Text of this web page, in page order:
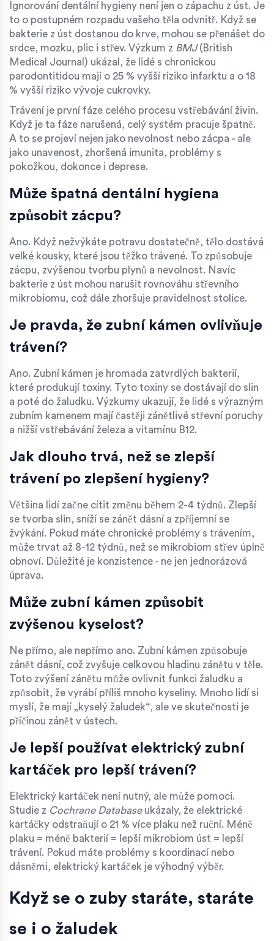
Ignorování dentální hygieny není jen o zápachu z úst. Je
to o postupném rozpadu vašeho těla odvnitř. Když se
bakterie z úst dostanou do krve, mohou se přenášet do
srdce, mozku, plic i střev. Výzkum z BMJ(British
Medical Journal) ukázal, že lidé s chronickou
parodontitidou mají o 25 % vyšší riziko infarktu a o 18
% vyšší riziko vývoje cukrovky.
Trávení je první fáze celého procesu vstřebávání živin.
Když je ta fáze narušená, celý systém pracuje špatně.
A to se projeví nejen jako nevolnost nebo zácpa - ale
jako unavenost, zhoršená imunita, problémy s
pokožkou, dokonce i deprese.
Může špatná dentální hygiena
způsobit zácpu?
Ano. Když nežvýkáte potravu dostatečně, tělo dostává
velké kousky, které jsou těžko trávené. To způsobuje
zácpu, zvýšenou tvorbu plynů a nevolnost. Navíc
bakterie z úst mohou narušit rovnováhu střevního
mikrobiomu, což dále zhoršuje pravidelnost stolice.
Je pravda, že zubní kámen ovlivňuje
trávení?
Ano. Zubní kámen je hromada zatvrdlých bakterií,
které produkují toxiny. Tyto toxiny se dostávají do slin
a poté do žaludku. Výzkumy ukazují, že lidé s výrazným
zubním kamenem mají častěji zánětlivé střevní poruchy
a nižší vstřebávání železa a vitamínu B12.
Jak dlouho trvá, než se zlepší
trávení po zlepšení hygieny?
Většina lidí začne cítit změnu během 2-4 týdnů. Zlepší
se tvorba slin, sníží se zánět dásní a zpříjemní se
žvýkání. Pokud máte chronické problémy s trávením,
může trvat až 8-12 týdnů, než se mikrobiom střev úplně
obnoví. Důležité je konzistence - ne jen jednorázová
úprava.
Může zubní kámen způsobit
zvýšenou kyselost?
Ne přímo, ale nepřímo ano. Zubní kámen způsobuje
zánět dásní, což zvyšuje celkovou hladinu zánětu v těle.
Toto zvýšení zánětu může ovlivnit funkci žaludku a
způsobit, že vyrábí příliš mnoho kyseliny. Mnoho lidí si
myslí, že mají „kyselý žaludek“, ale ve skutečnosti je
příčinou zánět v ústech.
Je lepší používat elektrický zubní
kartáček pro lepší trávení?
Elektrický kartáček není nutný, ale může pomoci.
Studie z Cochrane Databaseukázaly, že elektrické
kartáčky odstraňují o 21 % více plaku než ruční. Méně
plaku = méně bakterií = lepší mikrobiom úst = lepší
trávení. Pokud máte problémy s koordinací nebo
dásněmi, elektrický kartáček je výhodný výběr.
Když se o zuby staráte, staráte
se i o žaludek